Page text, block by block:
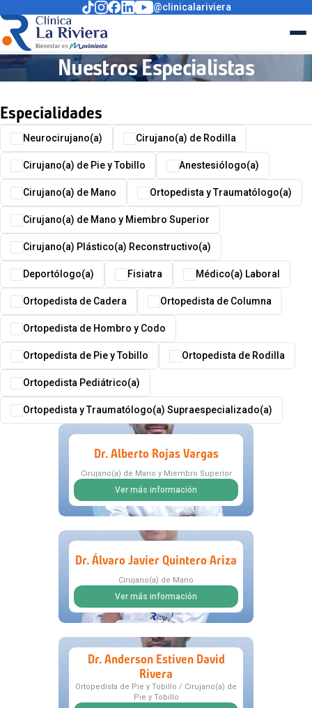
@clinicalariviera
Nuestros Especialistas
Especialidades
Neurocirujano(a) Cirujano(a) de Rodilla
Cirujano(a) de Pie y Tobillo Anestesiólogo(a)
Cirujano(a) de Mano Ortopedista y Traumatólogo(a)
Cirujano(a) de Mano y Miembro Superior
Cirujano(a) Plástico(a) Reconstructivo(a)
Deportólogo(a) Fisiatra Médico(a) Laboral
Ortopedista de Cadera Ortopedista de Columna
Ortopedista de Hombro y Codo
Ortopedista de Pie y Tobillo Ortopedista de Rodilla
Ortopedista Pediátrico(a)
Ortopedista y Traumatólogo(a) Supraespecializado(a)
Dr. Alberto Rojas Vargas
Cirujano(a) de Mano y Miembro Superior
Ver más información
Dr. Álvaro Javier Quintero Ariza
Cirujano(a) de Mano
Ver más información
Dr. Anderson Estiven David
Rivera
Ortopedista de Pie y Tobillo / Cirujano(a) de
Pie y Tobillo